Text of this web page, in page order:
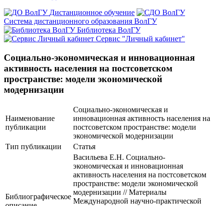
Дистанционное обучение
Система дистанционного образования ВолГУ
Библиотека ВолГУ
Сервис "Личный кабинет"
Социально-экономическая и инновационная
активность населения на постсоветском
пространстве: модели экономической
модернизации
Наименование
публикации
Социально-экономическая и
инновационная активность населения на
постсоветском пространстве: модели
экономической модернизации
Тип публикации
Статья
Библиографическое
Васильева Е.Н. Социально-
экономическая и инновационная
активность населения на постсоветском
пространстве: модели экономической
модернизации // Материалы
Международной научно-практической